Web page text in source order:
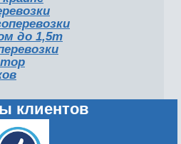
до 1,5т
клиентов